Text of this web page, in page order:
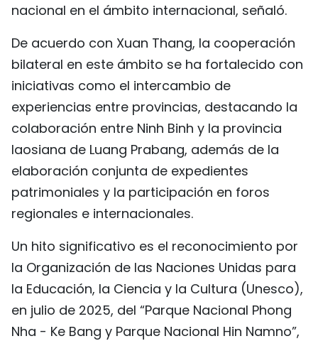
nacional en el ámbito internacional, señaló.
De acuerdo con Xuan Thang, la cooperación
bilateral en este ámbito se ha fortalecido con
iniciativas como el intercambio de
experiencias entre provincias, destacando la
colaboración entre Ninh Binh y la provincia
laosiana de Luang Prabang, además de la
elaboración conjunta de expedientes
patrimoniales y la participación en foros
regionales e internacionales.
Un hito significativo es el reconocimiento por
la Organización de las Naciones Unidas para
la Educación, la Ciencia y la Cultura (Unesco),
en julio de 2025, del “Parque Nacional Phong
Nha - Ke Bang y Parque Nacional Hin Namno”,